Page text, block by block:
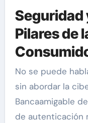
Seguridad
Pilares de
No se puede
sin abordar la
Bancaamigable
de autenticación